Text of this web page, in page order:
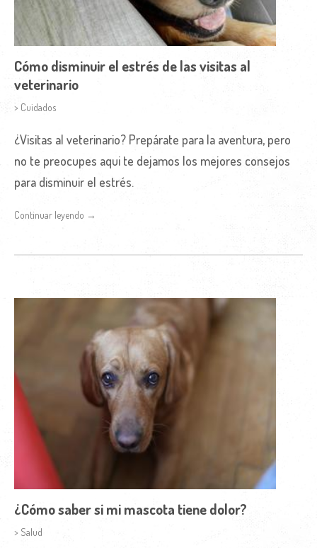
Cómo disminuir el estrés de las visitas al
veterinario
> Cuidados
¿Visitas al veterinario? Prepárate para la aventura, pero
no te preocupes aqui te dejamos los mejores consejos
para disminuir el estrés.
Continuar leyendo →
¿Cómo saber si mi mascota tiene dolor?
> Salud